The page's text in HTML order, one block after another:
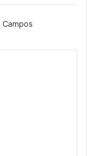
Campos